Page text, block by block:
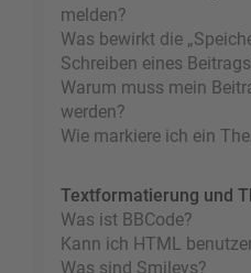
melden?
Was bewirkt die
Schreiben eines
Warum muss mein
werden?
Wie markiere ich ein
Textformatierung und
Was ist BBCode?
Kann ich HTML
Was sind Smileys?